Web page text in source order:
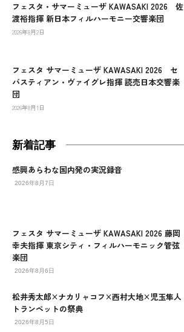
フェスタ・サマーミューザ KAWASAKI 2026 佐
渡裕指揮 新日本フィルハーモニー交響楽団
2026年8月2日
フェスタ サマーミューザ KAWASAKI 2026 セ
バスティアン・ヴァイグレ指揮 読売日本交響楽
団
2026年8月1日
新着記事
感興あらわな国内発の実況録音
2026年8月7日
フェスタ サマーミューザ KAWASAKI 2026 藤岡
幸夫指揮 東京シティ・フィルハーモニック管弦
楽団
2026年8月6日
松井秀太郎×ナカリャコフ×西村大地×児玉隼人
トランペットの祭典
2026年8月5日